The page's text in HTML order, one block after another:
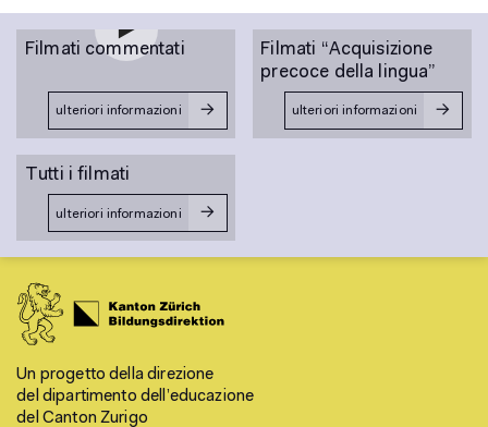
Filmati commentati
ulteriori informazioni
Filmati “Acquisizione
precoce della lingua”
ulteriori informazioni
Tutti i filmati
ulteriori informazioni
Un progetto della direzione
del dipartimento dell’educazione
del Canton Zurigo